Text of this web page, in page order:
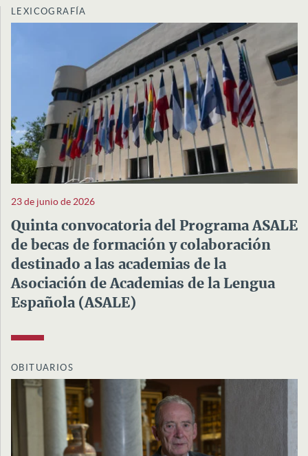
LEXICOGRAFÍA
23 de junio de 2026
Quinta convocatoria del Programa ASALE
de becas de formación y colaboración
destinado a las academias de la
Asociación de Academias de la Lengua
Española (ASALE)
OBITUARIOS